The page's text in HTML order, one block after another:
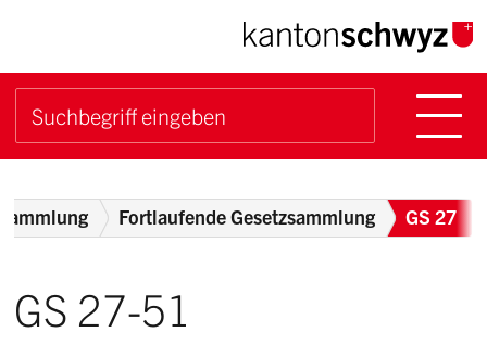
Navigieren im Kanton
Schnellnavigation
Suchbegriff
Breadcrumb
Fortlaufende Gesetzsammlung GS 27
GS 27-51